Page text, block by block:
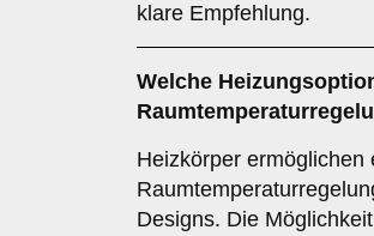
klare Empfehlung.
Welche
Heizkörper ermöglichen
Designs. Die